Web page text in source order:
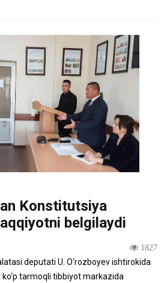
Konstitutsiya
belgilaydi
1827
deputati U. O‘rozboyev ishtirokida
tarmoqli tibbiyot markazida